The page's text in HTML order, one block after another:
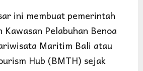
ini membuat pemerintah
Kawasan Pelabuhan Benoa
Maritim Bali atau
Hub (BMTH) sejak